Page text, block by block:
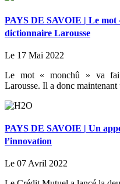
PAYS DE SAVOIE | Le mot
dictionnaire Larousse
Le 17 Mai 2022
Le mot « monchû » va
Larousse. Il a donc
PAYS DE SAVOIE | Un
l’innovation
Le 07 Avril 2022